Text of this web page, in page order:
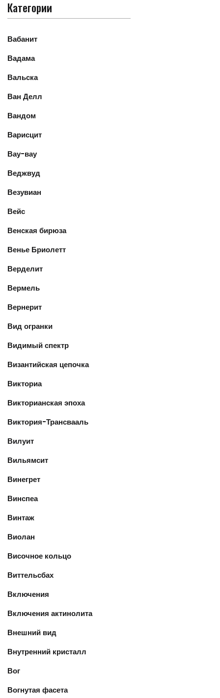
Категории
Вабанит
Вадама
Вальска
Ван Делл
Вандом
Варисцит
Вау-вау
Веджвуд
Везувиан
Вейс
Венская бирюза
Венье Бриолетт
Верделит
Вермель
Вернерит
Вид огранки
Видимый спектр
Византийская цепочка
Викториа
Викторианская эпоха
Виктория-Трансвааль
Вилуит
Вильямсит
Винегрет
Винспеа
Винтаж
Виолан
Височное кольцо
Виттельсбах
Включения
Включения актинолита
Внешний вид
Внутренний кристалл
Вог
Вогнутая фасета